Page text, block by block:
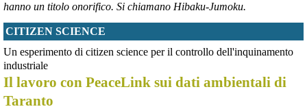
@peacelink - 6/8/2026 21:53
askanews.it/2026/08/05/ex-ilva
“Dal confronto con tutti gli attori e dai contributi raccolti il Governo
per Taranto”, avrebbe detto il ministro Urso.
#Taranto #
hanno un titolo onorifico. Si chiamano Hibaku-Jumoku.
CITIZEN SCIENCE
Un esperimento di citizen science per il controllo dell'inquinamento
industriale
Il lavoro con PeaceLink sui dati ambientali di
Taranto